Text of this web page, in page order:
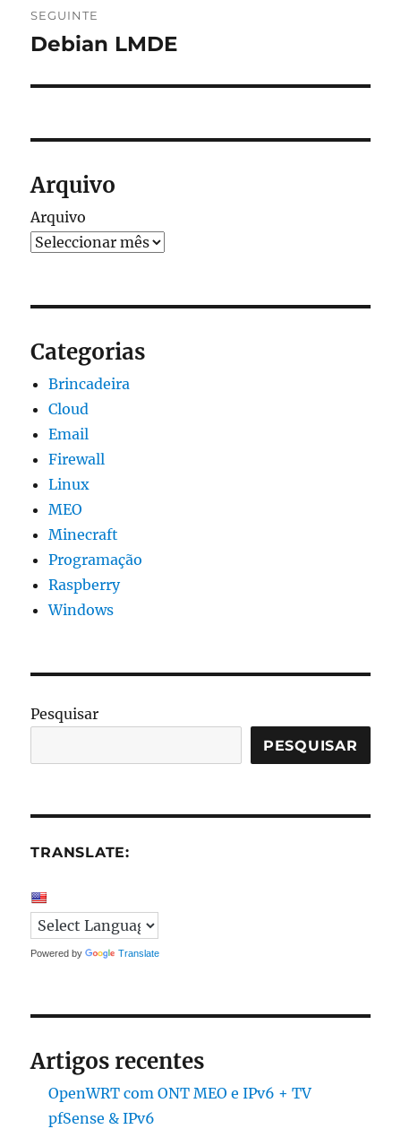
SEGUINTE
Artigo
Debian LMDE
Arquivo
Arquivo
Categorias
Brincadeira
Cloud
Email
Firewall
Linux
MEO
Minecraft
Programação
Raspberry
Windows
Pesquisar
PESQUISAR
TRANSLATE:
Powered by Translate
Artigos recentes
OpenWRT com ONT MEO e IPv6 + TV
pfSense & IPv6